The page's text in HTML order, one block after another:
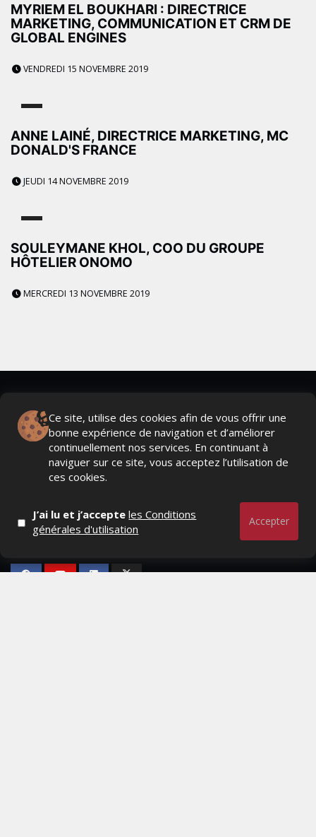
MYRIEM EL BOUKHARI : DIRECTRICE
MARKETING, COMMUNICATION ET CRM DE
GLOBAL ENGINES
VENDREDI 15 NOVEMBRE 2019
ANNE LAINÉ, DIRECTRICE MARKETING, MC
DONALD'S FRANCE
JEUDI 14 NOVEMBRE 2019
SOULEYMANE KHOL, COO DU GROUPE
HÔTELIER ONOMO
MERCREDI 13 NOVEMBRE 2019
Ce site, utilise des cookies afin de vous offrir une
bonne expérience de navigation et d’améliorer
continuellement nos services. En continuant à
naviguer sur ce site, vous acceptez l’utilisation de
ces cookies.
J’ai lu et j’accepteles Conditions
générales d'utilisation
Accepter
Actualités Média, Actualités Com/Market/Ntic, Actualités
Distrib, Dossier, Interview, Stratégies, Communication,
People, Métier, Profil...